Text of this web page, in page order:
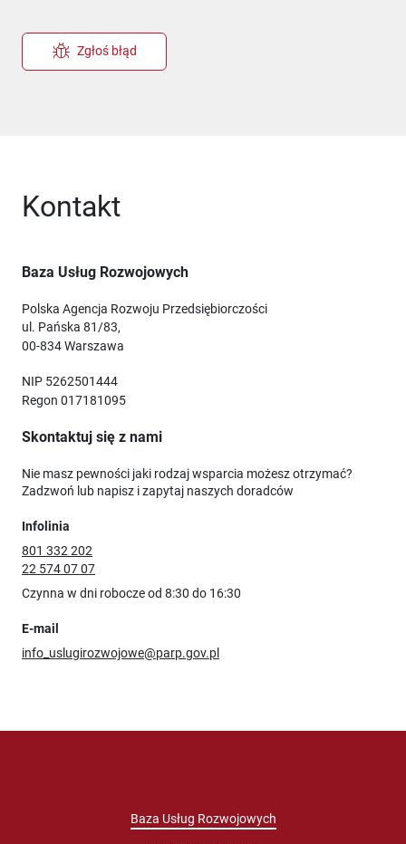
Zgłoś błąd
Kontakt
Baza Usług Rozwojowych
Polska Agencja Rozwoju Przedsiębiorczości
ul. Pańska 81/83,
00-834 Warszawa
NIP 5262501444
Regon 017181095
Skontaktuj się z nami
Nie masz pewności jaki rodzaj wsparcia możesz otrzymać?
Zadzwoń lub napisz i zapytaj naszych doradców
Infolinia
801 332 202
22 574 07 07
Czynna w dni robocze od 8:30 do 16:30
E-mail
info_uslugirozwojowe@parp.gov.pl
Baza Usług Rozwojowych